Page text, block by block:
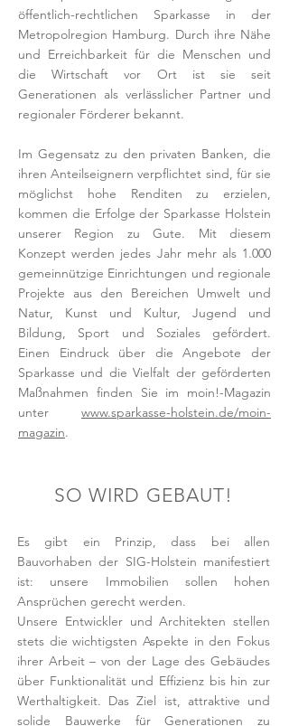
öffentlich-rechtlichen Sparkasse in der
Metropolregion Hamburg. Durch ihre Nähe
und Erreichbarkeit für die Menschen und
die Wirtschaft vor Ort ist sie seit
Generationen als verlässlicher Partner und
regionaler Förderer bekannt.
Im Gegensatz zu den privaten Banken, die
ihren Anteilseignern verpflichtet sind, für sie
möglichst hohe Renditen zu erzielen,
kommen die Erfolge der Sparkasse Holstein
unserer Region zu Gute. Mit diesem
Konzept werden jedes Jahr mehr als 1.000
gemeinnützige Einrichtungen und regionale
Projekte aus den Bereichen Umwelt und
Natur, Kunst und Kultur, Jugend und
Bildung, Sport und Soziales gefördert.
Einen Eindruck über die Angebote der
Sparkasse und die Vielfalt der geförderten
Maßnahmen finden Sie im moin!-Magazin
unter www.sparkasse-holstein.de/moin-
magazin.
SO WIRD GEBAUT!
Es gibt ein Prinzip, dass bei allen
Bauvorhaben der SIG-Holstein manifestiert
ist: unsere Immobilien sollen hohen
Ansprüchen gerecht werden.
Unsere Entwickler und Architekten stellen
stets die wichtigsten Aspekte in den Fokus
ihrer Arbeit – von der Lage des Gebäudes
über Funktionalität und Effizienz bis hin zur
Werthaltigkeit. Das Ziel ist, attraktive und
solide Bauwerke für Generationen zu